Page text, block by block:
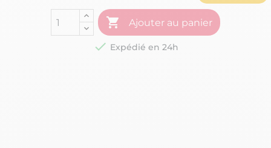
 Ajouter au panier
 Expédié en 24h